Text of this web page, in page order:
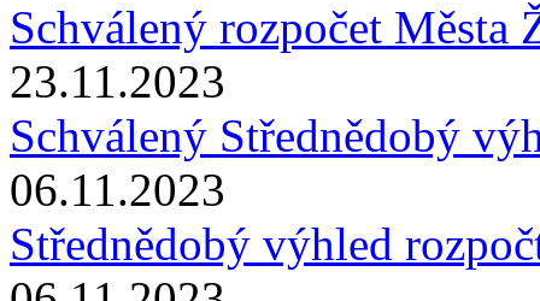
Schválený rozpočet Města
23.11.2023
Schválený Střednědobý
06.11.2023
Střednědobý výhled